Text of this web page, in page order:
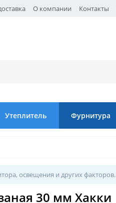
О компании Контакты
Утеплитель Фурнитура
освещения и других факторов.
30 мм Хакки